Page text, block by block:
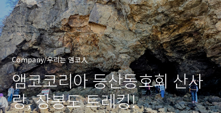
Company/우리는 앰코人
앰코코리아 등산동호회 산사
랑, 장봉도 트레킹!